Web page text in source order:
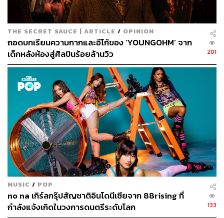
THE SECRET SAUCE | ARTICLE / OPINION
ถอดบทเรียนความกากและอีโก้ของ ‘YOUNGOHM’ จาก
เด็กหลังห้องสู่ศิลปินร้อยล้านวิว
201
MUSIC / POP
no na เกิร์ลกรุ๊ปสัญชาติอินโดนีเซียจาก 88rising ที่
กำลังแจ้งเกิดในวงการดนตรีระดับโลก
133